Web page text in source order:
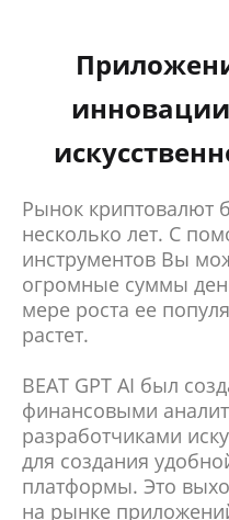
Рынок криптовалют
несколько лет. С
инструментов Вы
огромные суммы
мере роста ее
растет.
BEAT GPT AI был
финансовыми
разработчиками
для создания
платформы. Это
на рынке